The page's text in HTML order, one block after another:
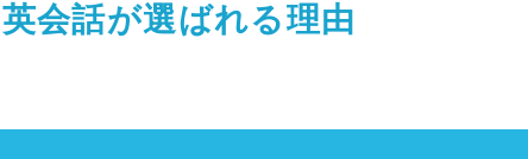
会話が選ばれる理由